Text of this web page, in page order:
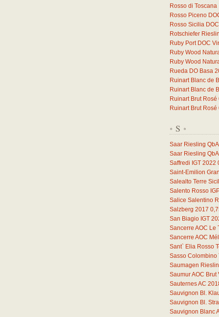
Rosso di Toscana
Rosso Piceno
Rosso Sicilia
Rotschiefer
Ruby Port DOC
Ruby Wood
Ruby Wood
Rueda DO Basa
Ruinart Blanc de
Ruinart Blanc de
Ruinart Brut Rosé
Ruinart Brut Rosé
* S *
Saar Riesling
Saar Riesling
Saffredi IGT 2022
Saint-Emilion
Salealto Terre
Salento Rosso
Salice Salentino
Salzberg 2017
San Biagio IGT
Sancerre AOC Le
Sancerre AOC
Sant` Elia Rosso
Sasso Colombino
Saumagen
Saumur AOC
Sauternes AC
Sauvignon Bl.
Sauvignon Bl.
Sauvignon Blanc